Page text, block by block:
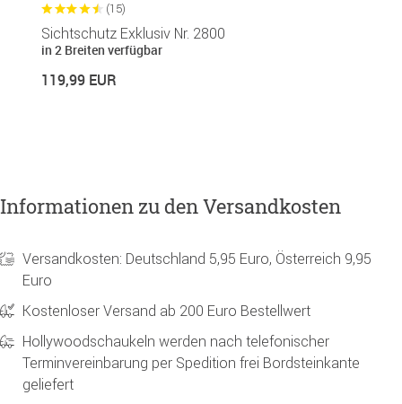
(15)
Sichtschutz Exklusiv Nr. 2800
in 2 Breiten verfügbar
119,99 EUR
Informationen zu den Versandkosten
Versandkosten: Deutschland 5,95 Euro, Österreich 9,95
Euro
Kostenloser Versand ab 200 Euro Bestellwert
Hollywoodschaukeln werden nach telefonischer
Terminvereinbarung per Spedition frei Bordsteinkante
geliefert